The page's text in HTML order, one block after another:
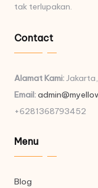
tak terlupakan.
Contact
Alamat Kami:
Email:
+6281368793452
Menu
Blog